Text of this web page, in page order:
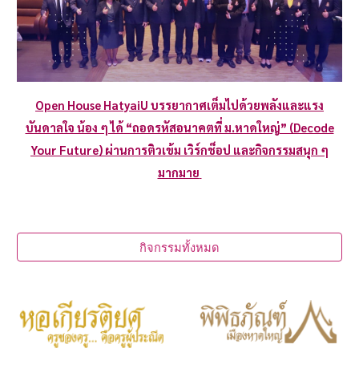
Open House HatyaiU บรรยากาศเต็มไปด้วยพลังและแรง
บันดาลใจ น้อง ๆ ได้ “ถอดรหัสอนาคตที่ ม.หาดใหญ่” (Decode
Your Future) ผ่านการติวเข้ม เวิร์กช็อป และกิจกรรมสนุก ๆ
มากมาย
กิจกรรมทั้งหมด